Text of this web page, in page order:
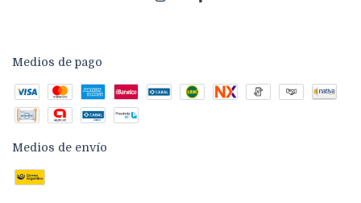
Medios de pago
Medios de envío